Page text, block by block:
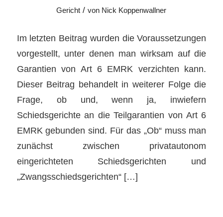
Gericht / von Nick Koppenwallner
Im letzten Beitrag wurden die Voraussetzungen
vorgestellt, unter denen man wirksam auf die
Garantien von Art 6 EMRK verzichten kann.
Dieser Beitrag behandelt in weiterer Folge die
Frage, ob und, wenn ja, inwiefern
Schiedsgerichte an die Teilgarantien von Art 6
EMRK gebunden sind. Für das „Ob“ muss man
zunächst zwischen privatautonom
eingerichteten Schiedsgerichten und
„Zwangsschiedsgerichten“ […]